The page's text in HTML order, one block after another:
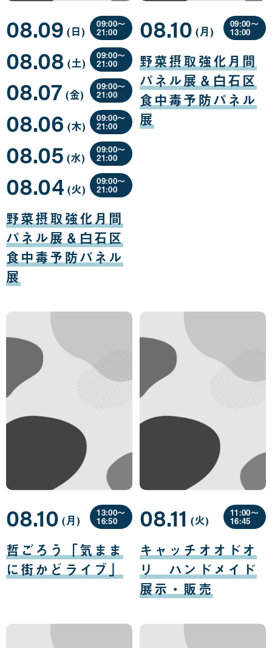
野菜摂取強化月間
パネル展＆白石区
食中毒予防パネル
展
08.04
月
04
日
(火曜
日
)
09:00〜
21:00
08.05
月
05
(水曜
日
)
09:00〜
21:00
08.06
月
06
(木曜
日
)
09:00〜
21:00
08.07
月
07
(金曜
日
)
09:00〜
21:00
08.08
月
08
(土曜
日
)
09:00〜
21:00
08.09
月
09
日
(日曜
日
)
09:00〜
21:00
野菜摂取強化月間
パネル展＆白石区
食中毒予防パネル
展
08.10
月
10
日
(月曜
日
)
09:00〜
13:00
哲ごろう「気まま
に街かどライブ」
08.10
月
10
日
(月曜
日
)
13:00〜
16:50
キャッチオオドオ
リ ハンドメイド
展示・販売
08.11
月
11
日
(火曜
日
)
11:00〜
16:45